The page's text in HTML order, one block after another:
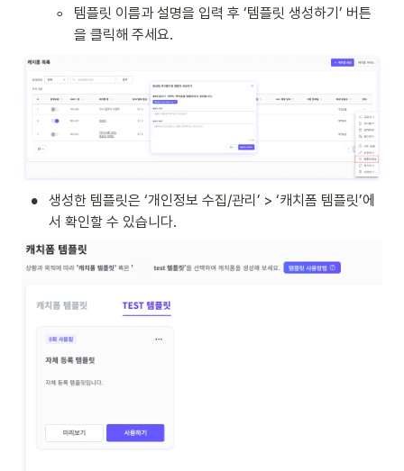
◦
템플릿 이름과 설명을 입력 후 ‘템플릿 생성하기’ 버튼
을 클릭해 주세요.
•
생성한 템플릿은 ‘개인정보 수집/관리’ > ‘캐치폼 템플릿’에
서 확인할 수 있습니다.